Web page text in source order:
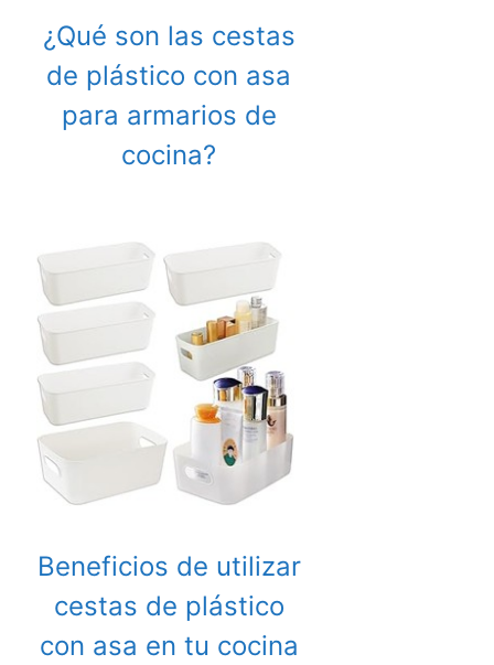
¿Qué son las cestas
de plástico con asa
para armarios de
cocina?
Beneficios de utilizar
cestas de plástico
con asa en tu cocina